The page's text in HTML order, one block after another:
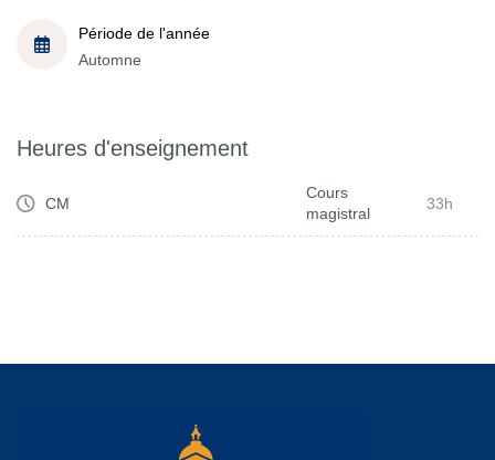
Période de l'année
Automne
Heures d'enseignement
CM
Cours
magistral
33h